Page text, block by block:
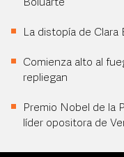
Boluarte
La distopía de Clara
Comienza alto al
repliegan
Premio Nobel de la
líder opositora de